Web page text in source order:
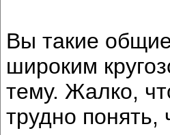
Вы такие
широким
тему. Жалко,
трудно понять,